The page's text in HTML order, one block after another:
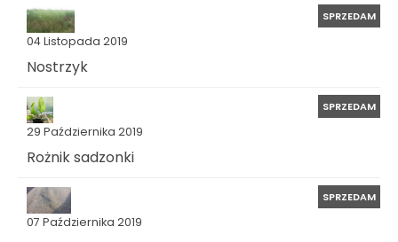
04 Listopada 2019
SPRZEDAM
Nostrzyk
29 Października 2019
SPRZEDAM
Rożnik sadzonki
07 Października 2019
SPRZEDAM